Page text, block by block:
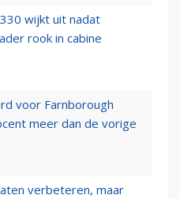
wijkt uit nadat
rook in cabine
voor Farnborough
meer dan de vorige
verbeteren, maar